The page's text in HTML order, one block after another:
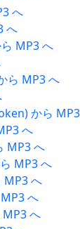
へ
へ
MP3 へ
ら MP3 へ
から
へ
MP3 へ
MP3 へ
MP3 へ
へ
へ